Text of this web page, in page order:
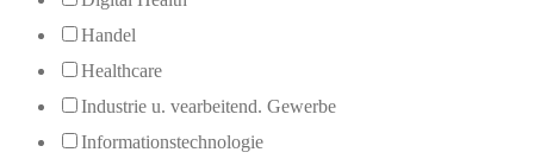
Handel
Healthcare
Industrie u. vearbeitend. Gewerbe
Informationstechnologie